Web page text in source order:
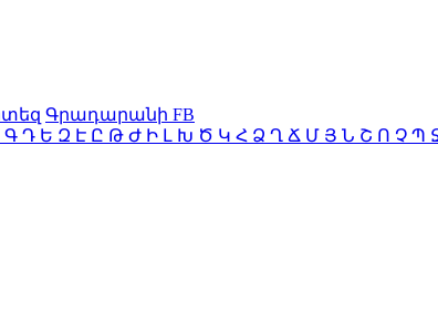
Գրադարանի FB
Գ Դ Ե Զ Է Ը Թ Ժ Ի Լ Խ Ծ Կ Հ Ձ Ղ Ճ Մ Յ Ն Շ Ո Չ Պ